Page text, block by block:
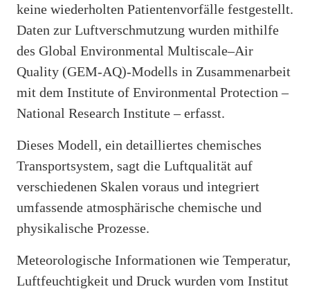
keine wiederholten Patientenvorfälle festgestellt.
Daten zur Luftverschmutzung wurden mithilfe
des Global Environmental Multiscale–Air
Quality (GEM-AQ)-Modells in Zusammenarbeit
mit dem Institute of Environmental Protection –
National Research Institute – erfasst.
Dieses Modell, ein detailliertes chemisches
Transportsystem, sagt die Luftqualität auf
verschiedenen Skalen voraus und integriert
umfassende atmosphärische chemische und
physikalische Prozesse.
Meteorologische Informationen wie Temperatur,
Luftfeuchtigkeit und Druck wurden vom Institut